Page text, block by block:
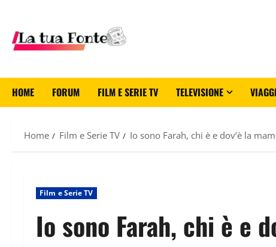
HOME FORUM FILM E SERIE TV TELEVISIONE
Home Film e Serie TV Io sono Farah, chi è e dov’è la
Film e Serie TV
Io sono Farah, chi è e